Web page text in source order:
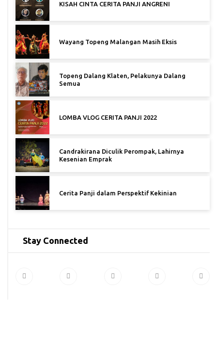
KISAH CINTA CERITA PANJI ANGRENI
Wayang Topeng Malangan Masih Eksis
Topeng Dalang Klaten, Pelakunya Dalang
Semua
LOMBA VLOG CERITA PANJI 2022
Candrakirana Diculik Perompak, Lahirnya
Kesenian Emprak
Cerita Panji dalam Perspektif Kekinian
Stay Connected